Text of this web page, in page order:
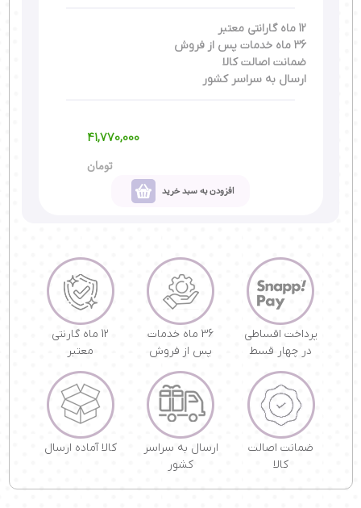
12 ماه گارانتی معتبر
36 ماه خدمات پس از فروش
ضمانت اصالت کالا
ارسال به سراسر کشور
41,770,000
تومان
افزودن به سبد خرید
پرداخت اقساطی
در چهار قسط
36 ماه خدمات
پس از فروش
12 ماه گارنتی
معتبر
ضمانت اصالت
کالا
ارسال به سراسر
کشور
کالا آماده ارسال